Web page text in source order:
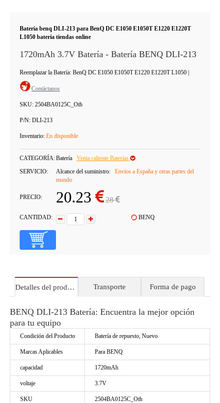
Batería benq DLI-213 para BenQ DC E1050 E1050T E1220 E1220T
L1050 batería tiendas online
1720mAh 3.7V Batería - Batería BENQ DLI-213
Reemplazar la Batería: BenQ DC E1050 E1050T E1220 E1220T L1050
Contáctanos
SKU: 2504BA0125C_Oth
P/N: DLI-213
Inventario: En disponible
CATEGORÍA:Batería
Venta caliente Baterías
SERVICIO:
Alcance del suministro:
Envíos a España y otras partes del
mundo
PRECIO: 20.23 28
CANTIDAD: BENQ
Detalles del producto Transporte Forma de pago
BENQ DLI-213 Batería: Encuentra la mejor opción
para tu equipo
Condición del Producto Batería de repuesto, Nuevo
Marcas Aplicables Para BENQ
capacidad 1720mAh
voltaje 3.7V
SKU 2504BA0125C_Oth